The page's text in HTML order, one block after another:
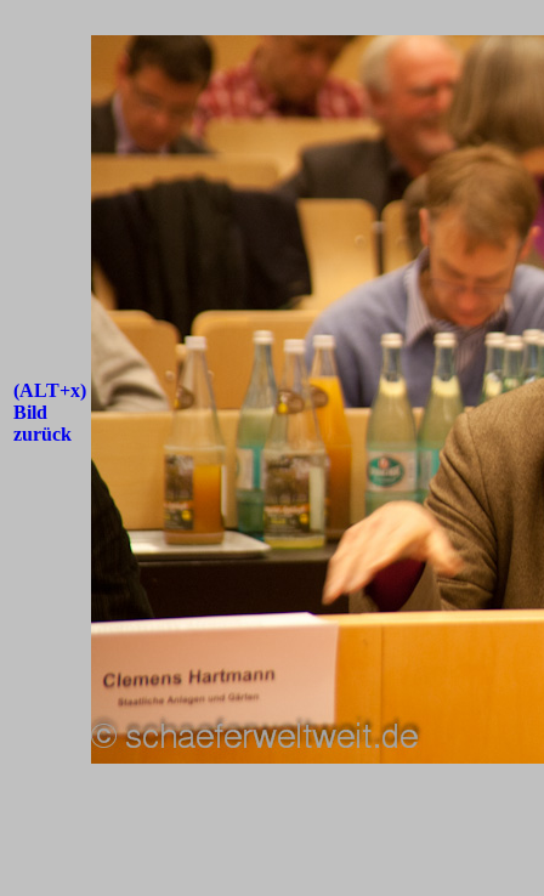
(ALT+x)
Bild
zurück